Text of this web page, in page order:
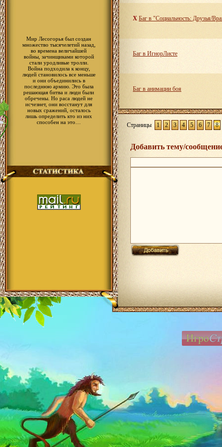
Мир Лесогорья был создан
множество тысячелетий назад,
во времена величайшей
войны, зачинщиками которой
стали уродливые тролли.
Война подходила к концу,
людей становилось все меньше
и они объединились в
последнюю армию. Это была
решающая битва и люди были
обречены. Но раса людей не
исчезнет, они восстанут для
новых сражений, осталось
лишь определить кто из них
способен на это…
X Баг в "Социальность: Друзья/
Баг в ИгнорЛисте
Баг в анимации боя
Страницы 1 2 3 4 5 6 7 8
Добавить тему/